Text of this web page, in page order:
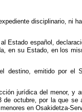
disciplinario, ni
Estado español,
en su Estado, en los
destino, emitido por el
jurídica del menor, y
octubre, por la que se
en Osakidetza-